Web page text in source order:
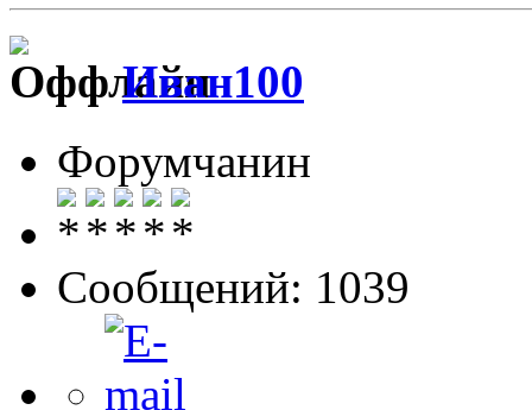
Иван100
Форумчанин
Сообщений: 1039